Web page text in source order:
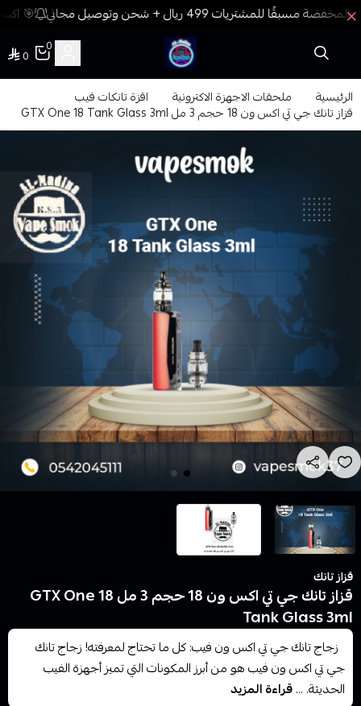
🎯
فيب المدينة
0
0
الرئيسية ملحقات الاجهزة الاكترونية اقزة تانكات فيب
قزاز تانك جي تي اكس ون 18 حجم 3 مل GTX One 18 Tank Glass 3ml
قزاز تانك
قزاز تانك جي تي اكس ون 18 حجم 3 مل GTX One 18
Tank Glass 3ml
زجاج تانك جي تي اكس ون فيب: كل ما تحتاج لمعرفته! زجاج تانك
جي تي اكس ون فيب هو من أبرز المكونات التي تميز أجهزة الفيب
الحديثة. ...قراءة المزيد